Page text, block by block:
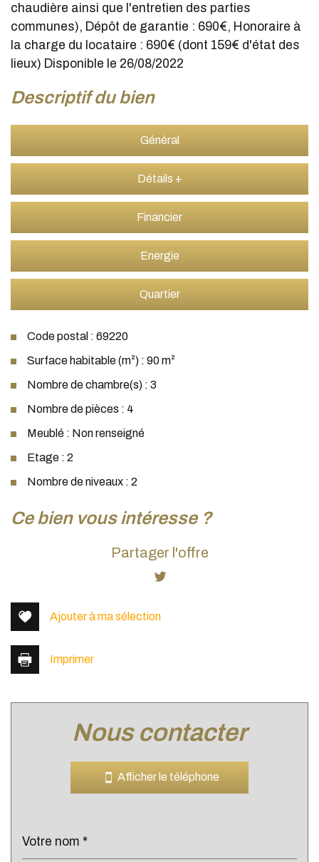
chaudière ainsi que l'entretien des parties
communes), Dépôt de garantie : 690€, Honoraire à
la charge du locataire : 690€ (dont 159€ d'état des
lieux) Disponible le 26/08/2022
descriptif du bien
Général
Détails +
Financier
Energie
Quartier
Code postal : 69220
Surface habitable (m²) : 90 m²
Nombre de chambre(s) : 3
Nombre de pièces : 4
Meublé : Non renseigné
Etage : 2
Nombre de niveaux : 2
la ville de belleville (69220)
Leaflet |©JawgMaps|© OpenStreetMap
ce bien vous intéresse ?
Partager l'offre
Ajouter à ma sélection
Imprimer
nous contacter
Afficher le téléphone